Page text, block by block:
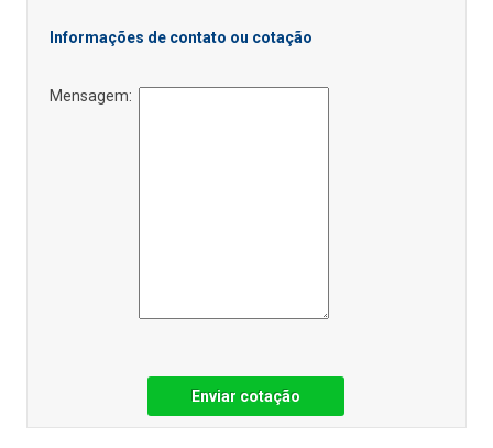
Informações de contato ou cotação
Mensagem:
Enviar cotação